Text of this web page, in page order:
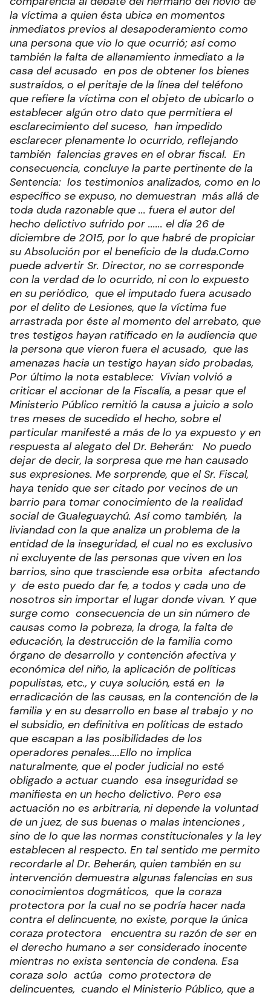
la víctima a quien ésta ubica en momentos
inmediatos previos al desapoderamiento como
una persona que vio lo que ocurrió; así como
también la falta de allanamiento inmediato a la
casa del acusado en pos de obtener los bienes
sustraídos, o el peritaje de la línea del teléfono
que refiere la víctima con el objeto de ubicarlo o
establecer algún otro dato que permitiera el
esclarecimiento del suceso, han impedido
esclarecer plenamente lo ocurrido, reflejando
también falencias graves en el obrar fiscal. En
consecuencia, concluye la parte pertinente de la
Sentencia: los testimonios analizados, como en lo
específico se expuso, no demuestran más allá de
toda duda razonable que ... fuera el autor del
hecho delictivo sufrido por ...... el día 26 de
diciembre de 2015, por lo que habré de propiciar
su Absolución por el beneficio de la duda.Como
puede advertir Sr. Director, no se corresponde
con la verdad de lo ocurrido, ni con lo expuesto
en su periódico, que el imputado fuera acusado
por el delito de Lesiones, que la víctima fue
arrastrada por éste al momento del arrebato, que
tres testigos hayan ratificado en la audiencia que
la persona que vieron fuera el acusado, que las
amenazas hacia un testigo hayan sido probadas,
Por último la nota establece: Vivian volvió a
criticar el accionar de la Fiscalía, a pesar que el
Ministerio Público remitió la causa a juicio a solo
tres meses de sucedido el hecho, sobre el
particular manifesté a más de lo ya expuesto y en
respuesta al alegato del Dr. Beherán: No puedo
dejar de decir, la sorpresa que me han causado
sus expresiones. Me sorprende, que el Sr. Fiscal,
haya tenido que ser citado por vecinos de un
barrio para tomar conocimiento de la realidad
social de Gualeguaychú. Así como también, la
liviandad con la que analiza un problema de la
entidad de la inseguridad, el cual no es exclusivo
ni excluyente de las personas que viven en los
barrios, sino que trasciende esa orbita afectando
y de esto puedo dar fe, a todos y cada uno de
nosotros sin importar el lugar donde vivan. Y que
surge como consecuencia de un sin número de
causas como la pobreza, la droga, la falta de
educación, la destrucción de la familia como
órgano de desarrollo y contención afectiva y
económica del niño, la aplicación de políticas
populistas, etc., y cuya solución, está en la
erradicación de las causas, en la contención de la
familia y en su desarrollo en base al trabajo y no
el subsidio, en definitiva en políticas de estado
que escapan a las posibilidades de los
operadores penales....Ello no implica
naturalmente, que el poder judicial no esté
obligado a actuar cuando esa inseguridad se
manifiesta en un hecho delictivo. Pero esa
actuación no es arbitraria, ni depende la voluntad
de un juez, de sus buenas o malas intenciones ,
sino de lo que las normas constitucionales y la ley
establecen al respecto. En tal sentido me permito
recordarle al Dr. Beherán, quien también en su
intervención demuestra algunas falencias en sus
conocimientos dogmáticos, que la coraza
protectora por la cual no se podría hacer nada
contra el delincuente, no existe, porque la única
coraza protectora encuentra su razón de ser en
el derecho humano a ser considerado inocente
mientras no exista sentencia de condena. Esa
coraza solo actúa como protectora de
delincuentes, cuando el Ministerio Público, que a